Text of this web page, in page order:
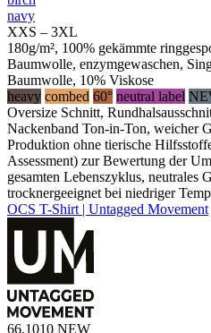
navy
XXS – 3XL
180g/m², 100% gekämmte
Baumwolle, enzymgewaschen,
Baumwolle, 10% Viskose
heavy combed 60° neutral label
Oversize Schnitt,
Nackenband Ton-in-Ton, weicher
Produktion ohne tierische
Assessment) zur Bewertung der
gesamten Lebenszyklus, neutrales
trocknergeeignet bei niedriger
OCS T-Shirt | Untagged Movement
66.1010 NEW